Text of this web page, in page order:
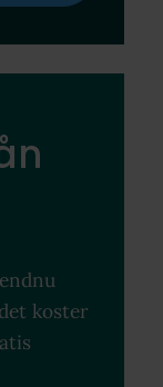
koster